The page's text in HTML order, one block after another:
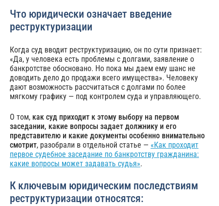
Что юридически означает введение
реструктуризации
Когда суд вводит реструктуризацию, он по сути признает:
«Да, у человека есть проблемы с долгами, заявление о
банкротстве обосновано. Но пока мы даем ему шанс не
доводить дело до продажи всего имущества». Человеку
дают возможность рассчитаться с долгами по более
мягкому графику — под контролем суда и управляющего.
О том, как суд приходит к этому выбору на первом
заседании, какие вопросы задает должнику и его
представителю и какие документы особенно внимательно
смотрит, разобрали в отдельной статье — «Как проходит
первое судебное заседание по банкротству гражданина:
какие вопросы может задавать судья».
К ключевым юридическим последствиям
реструктуризации относятся: